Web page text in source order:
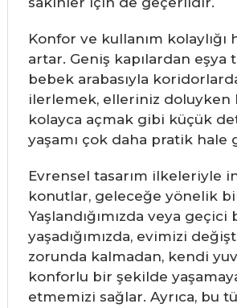
Konfor ve kullanım kolaylığı
artar. Geniş kapılardan eşya
bebek arabasıyla
ilerlemek, elleriniz doluyken
kolayca açmak gibi küçük
yaşamı çok daha pratik hale
Evrensel tasarım ilkeleriyle
konutlar, geleceğe yönelik bir
Yaşlandığımızda veya geçici
yaşadığımızda, evimizi
zorunda kalmadan, kendi
konforlu bir şekilde
etmemizi sağlar. Ayrıca, bu